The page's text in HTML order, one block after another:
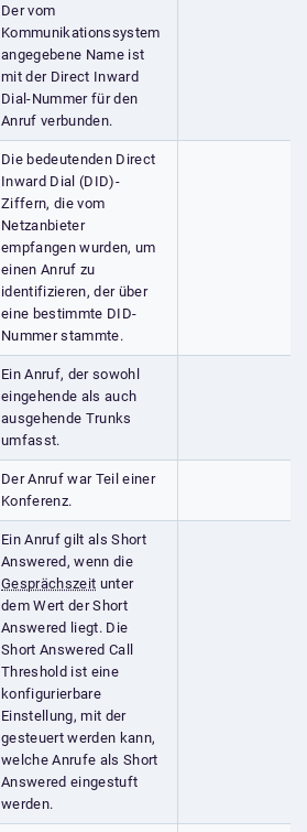
Der vom
Kommunikationssystem
angegebene Name ist
mit der Direct Inward
Dial-Nummer für den
Anruf verbunden.
Die bedeutenden Direct
Inward Dial (DID)-
Ziffern, die vom
Netzanbieter
empfangen wurden, um
einen Anruf zu
identifizieren, der über
eine bestimmte DID-
Nummer stammte.
Ein Anruf, der sowohl
eingehende als auch
ausgehende Trunks
umfasst.
Der Anruf war Teil einer
Konferenz.
Ein Anruf gilt als Short
Answered, wenn die
Gesprächszeit unter
dem Wert der Short
Answered liegt. Die
Short Answered Call
Threshold ist eine
konfigurierbare
Einstellung, mit der
gesteuert werden kann,
welche Anrufe als Short
Answered eingestuft
werden.